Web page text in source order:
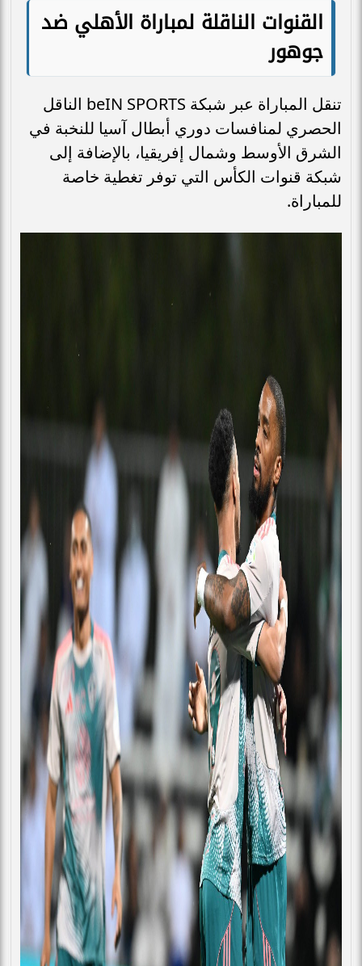
القنوات الناقلة لمباراة الأهلي ضد
جوهور
تنقل المباراة عبر شبكة beIN SPORTS الناقل
الحصري لمنافسات دوري أبطال آسيا للنخبة في
الشرق الأوسط وشمال إفريقيا، بالإضافة إلى
شبكة قنوات الكأس التي توفر تغطية خاصة
للمباراة.